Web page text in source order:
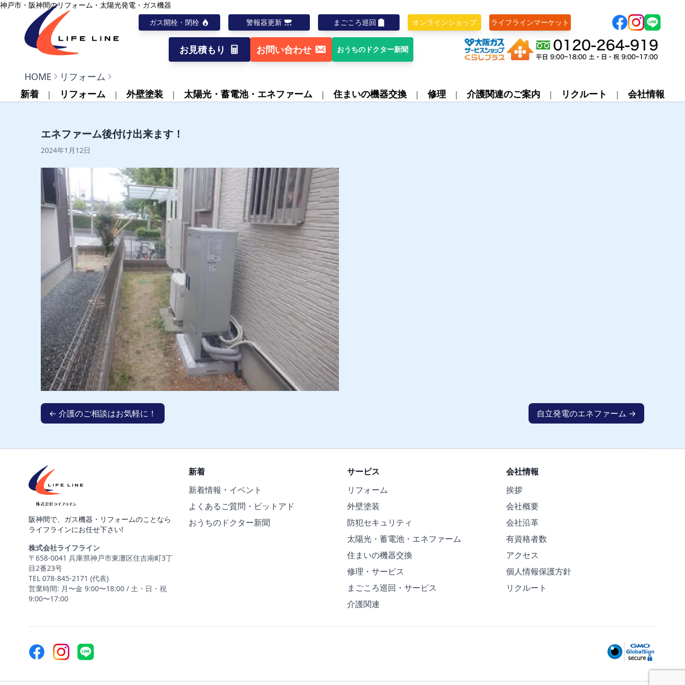
内容をスキップ
神戸市・阪神間のリフォーム・太陽光発電・ガス機器
ガス開栓・閉栓
警報器更新 まごころ巡回 オンラインショップ ライフラインマーケット
株式会社ライフライン お見積もり お問い合わせ おうちのドクター新聞
株式会社ライフライン
HOME
リフォーム
新着
リフォーム 外壁塗装 太陽光・蓄電池・エネファーム 住まいの機器交換 修理 介護関連のご案内 リクルート 会社情報
エネファーム後付け出来ます！
2024年1月12日
← 介護のご相談はお気軽に！ 自立発電のエネファーム →
阪神間で、ガス機器・リフォームのことなら
ライフラインにお任せ下さい!
株式会社ライフライン
〒658-0041 兵庫県神戸市東灘区住吉南町3丁
目2番23号
TEL 078-845-2171 (代表)
営業時間: 月〜金 9:00〜18:00 / 土・日・祝
9:00〜17:00
新着
新着情報・イベント
よくあるご質問・ビットアド
おうちのドクター新聞
サービス
リフォーム
外壁塗装
防犯セキュリティ
太陽光・蓄電池・エネファーム
住まいの機器交換
修理・サービス
まごころ巡回・サービス
介護関連
会社情報
挨拶
会社概要
会社沿革
有資格者数
アクセス
個人情報保護方針
リクルート